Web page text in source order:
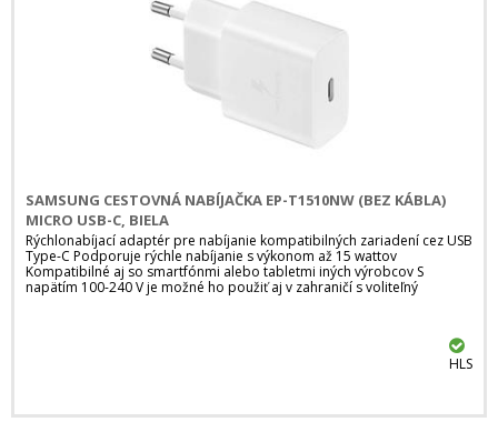
SAMSUNG CESTOVNÁ NABÍJAČKA EP-T1510NW (BEZ KÁBLA)
MICRO USB-C, BIELA
Rýchlonabíjací adaptér pre nabíjanie kompatibilných zariadení cez USB
Type-C Podporuje rýchle nabíjanie s výkonom až 15 wattov
Kompatibilné aj so smartfónmi alebo tabletmi iných výrobcov S
napätím 100-240 V je možné ho použiť aj v zahraničí s voliteľný
HLS